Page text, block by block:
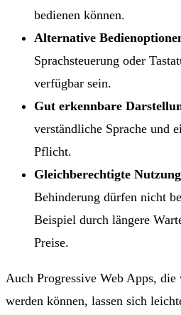
bedienen können.
Alternative
Sprachsteuerung oder
verfügbar sein.
Gut erkennbare
verständliche Sprache und
Pflicht.
Gleichberechtigte
Behinderung dürfen nicht
Beispiel durch längere
Preise.
Auch Progressive Web Apps, die
werden können, lassen sich